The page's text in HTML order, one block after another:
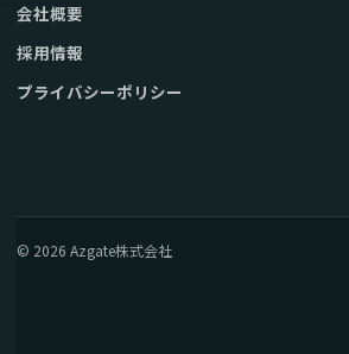
会社概要
採用情報
プライバシーポリシー
© 2026 Azgate株式会社